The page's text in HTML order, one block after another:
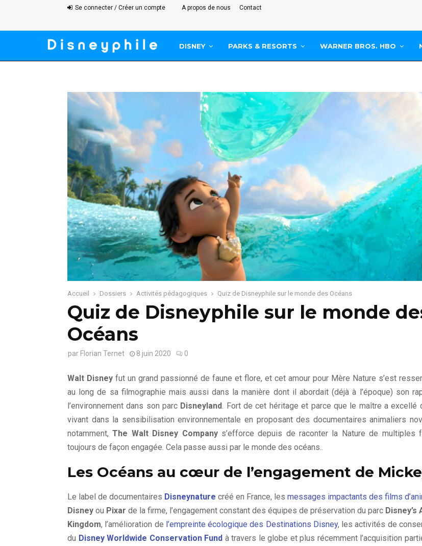
Se connecter / Créer un compte A propos de nous Contact
DISNEY PARKS & RESORTS WARNER BROS. HBO
Accueil Dossiers Activités pédagogiques Quiz de Disneyphile sur le monde des Océans
Quiz de Disneyphile sur le monde
Océans
par Florian Ternet 8 juin 2020 0
Walt Disney fut un grand passionné de faune et flore, et cet amour pour Mère Nature s’est
au long de sa filmographie mais aussi dans la manière dont il abordait (déjà à l’époque) son
l’environnement dans son parc Disneyland. Fort de cet héritage et parce que le maître a excellé
vivant dans la sensibilisation environnementale en proposant des documentaires animaliers
notamment,The Walt Disney Companys’efforce depuis de raconter la Nature de multiples
toujours de façon engagée. Cela passe aussi par le monde des océans..
Les Océans au cœur de l’engagement de
Le label de documentaires Disneynature créé en France, les messages impactants des films
Disney ou Pixar de la firme, l’engagement constant des équipes de préservation du parc Disney’s
Kingdom, l’amélioration de l’empreinte écologique des Destinations Disney, les activités de
du Disney Worldwide Conservation Fund à travers le globe et plus récemment l’acquisition